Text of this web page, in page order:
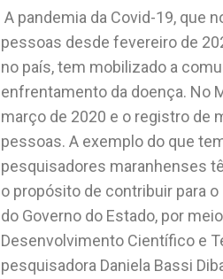
A pandemia da Covid-19, que
pessoas desde fevereiro de
no país, tem mobilizado a
enfrentamento da doença. No
março de 2020 e o registro de
pessoas. A exemplo do que
pesquisadores maranhenses
o propósito de contribuir para
do Governo do Estado, por
Desenvolvimento Científico e
pesquisadora Daniela Bassi